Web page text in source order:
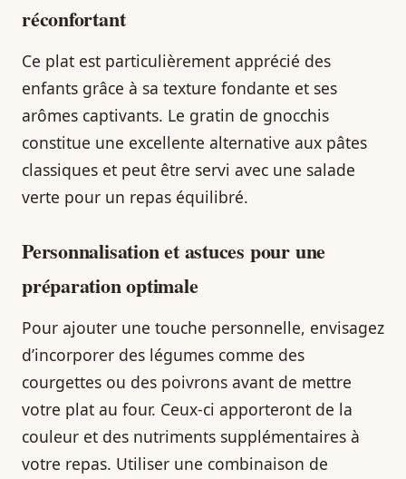
réconfortant
Ce plat est particulièrement apprécié des
enfants grâce à sa texture fondante et ses
arômes captivants. Le gratin de gnocchis
constitue une excellente alternative aux pâtes
classiques et peut être servi avec une salade
verte pour un repas équilibré.
Personnalisation et astuces pour une
préparation optimale
Pour ajouter une touche personnelle, envisagez
d’incorporer des légumes comme des
courgettes ou des poivrons avant de mettre
votre plat au four. Ceux-ci apporteront de la
couleur et des nutriments supplémentaires à
votre repas. Utiliser une combinaison de